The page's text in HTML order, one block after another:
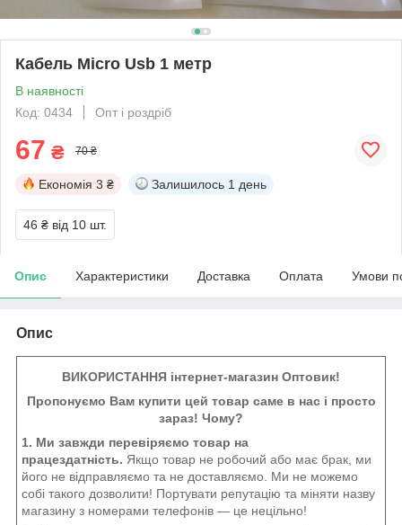
Кабель Micro Usb 1 метр
В наявності
Код: 0434
Опт і роздріб
67 ₴ 70 ₴
Економія 3 ₴ Залишилось 1 день
46 ₴ від 10 шт.
Опис Характеристики Доставка Оплата Умови
Опис
ВИКОРИСТАННЯ інтернет-магазин Оптовик!
Пропонуємо Вам купити цей товар саме в нас і просто
зараз! Чому?
1. Ми завжди перевіряємо товар на
працездатність. Якщо товар не робочий або має брак, ми
його не відправляємо та не доставляємо. Ми не можемо
собі такого дозволити! Портувати репутацію та міняти назву
магазину з номерами телефонів — це нецільно!